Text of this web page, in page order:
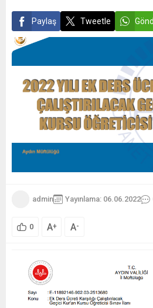
Paylaş Tweetle
admin Yayınlama: 06.06.2022
0 A+ A-